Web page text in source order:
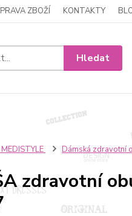
ZBOŽÍ KONTAKTY
Hledat
Dámská zdravotní
zdravotní